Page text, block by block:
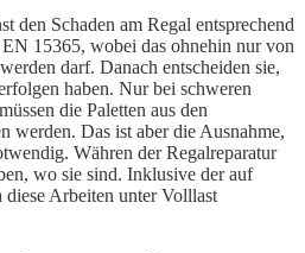
den Schaden am Regal entsprechend
15365, wobei das ohnehin nur von
darf. Danach entscheiden sie,
haben. Nur bei schweren
die Paletten aus den
werden. Das ist aber die Ausnahme,
Währen der Regalreparatur
wo sie sind. Inklusive der auf
Arbeiten unter Volllast